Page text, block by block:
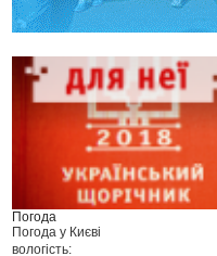
Погода
Погода у Києві
вологість: